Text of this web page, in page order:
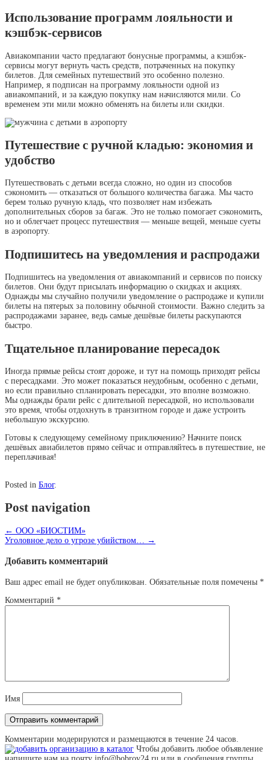
Использование программ лояльности и
кэшбэк-сервисов
Авиакомпании часто предлагают бонусные программы, а кэшбэк-
сервисы могут вернуть часть средств, потраченных на покупку
билетов. Для семейных путешествий это особенно полезно.
Например, я подписан на программу лояльности одной из
авиакомпаний, и за каждую покупку нам начисляются мили. Со
временем эти мили можно обменять на билеты или скидки.
Путешествие с ручной кладью: экономия и
удобство
Путешествовать с детьми всегда сложно, но один из способов
сэкономить — отказаться от большого количества багажа. Мы часто
берем только ручную кладь, что позволяет нам избежать
дополнительных сборов за багаж. Это не только помогает сэкономить,
но и облегчает процесс путешествия — меньше вещей, меньше суеты
в аэропорту.
Подпишитесь на уведомления и распродажи
Подпишитесь на уведомления от авиакомпаний и сервисов по поиску
билетов. Они будут присылать информацию о скидках и акциях.
Однажды мы случайно получили уведомление о распродаже и купили
билеты на пятерых за половину обычной стоимости. Важно следить за
распродажами заранее, ведь самые дешёвые билеты раскупаются
быстро.
Тщательное планирование пересадок
Иногда прямые рейсы стоят дороже, и тут на помощь приходят рейсы
с пересадками. Это может показаться неудобным, особенно с детьми,
но если правильно спланировать пересадки, это вполне возможно.
Мы однажды брали рейс с длительной пересадкой, но использовали
это время, чтобы отдохнуть в транзитном городе и даже устроить
небольшую экскурсию.
Готовы к следующему семейному приключению? Начните поиск
дешёвых авиабилетов прямо сейчас и отправляйтесь в путешествие, не
переплачивая!
Posted in Блог.
Post navigation
← ООО «БИОСТИМ»
Уголовное дело о угрозе убийством…
→
Добавить комментарий
Ваш адрес email не будет опубликован. Обязательные поля помечены *
Комментарий *
Имя
Комментарии модерируются и размещаются в течение 24 часов.
Чтобы добавить любое объявление